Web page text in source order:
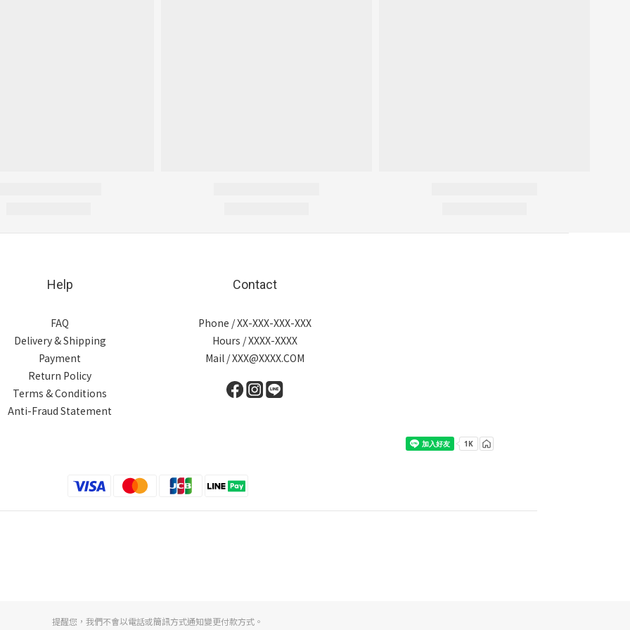
Help
FAQ
Delivery & Shipping
Payment
Return Policy
Terms & Conditions
Anti-Fraud Statement
Contact
Phone / XX-XXX-XXX-XXX
Hours / XXXX-XXXX
Mail / XXX@XXXX.COM
提醒您，我們不會以電話或簡訊方式通知變更付款方式。